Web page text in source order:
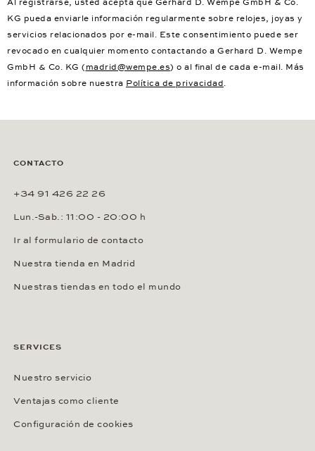
Al registrarse, usted acepta que Gerhard D. Wempe GmbH & Co.
KG pueda enviarle información regularmente sobre relojes, joyas y
servicios relacionados por e-mail. Este consentimiento puede ser
revocado en cualquier momento contactando a Gerhard D. Wempe
GmbH & Co. KG ( madrid@wempe.es) o al final de cada e-mail. Más
información sobre nuestra Política de privacidad.
CONTACTO
+34 91 426 22 26
Lun.-Sab.: 11:00 - 20:00 h
Ir al formulario de contacto
Nuestra tienda en Madrid
Nuestras tiendas en todo el mundo
SERVICES
Nuestro servicio
Ventajas como cliente
Configuración de cookies